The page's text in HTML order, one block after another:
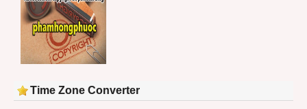
Time Zone Converter